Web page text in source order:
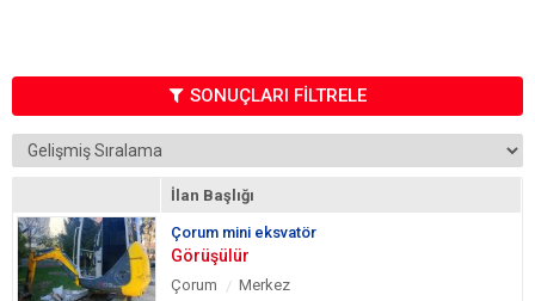
SONUÇLARI FİLTRELE
İlan Başlığı
Çorum mini eksvatör
Görüşülür
Çorum Merkez